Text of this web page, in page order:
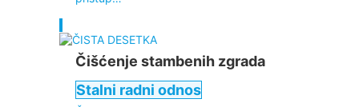
Čišćenje stambenih zgrada
Stalni radni odnos